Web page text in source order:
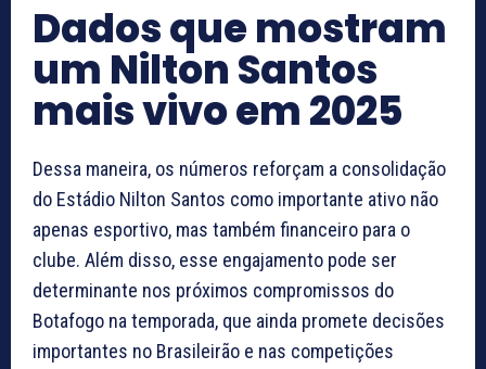
Dados que mostram
um Nilton Santos
mais vivo em 2025
Dessa maneira, os números reforçam a consolidação
do Estádio Nilton Santos como importante ativo não
apenas esportivo, mas também financeiro para o
clube. Além disso, esse engajamento pode ser
determinante nos próximos compromissos do
Botafogo na temporada, que ainda promete decisões
importantes no Brasileirão e nas competições